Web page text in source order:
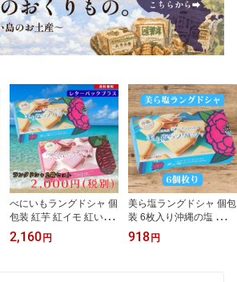
べにいもラングドシャ 個
包装 紅芋 紅イモ 紅いも
お菓子 ラングドシャクッ
キー ラングドシャ 沖縄
2,160 円
美ら塩ラングドシャ 個包
装 6枚入り沖縄の塩 お菓
子 スイーツ ラングドシ
ャクッキー ラングドシャ
918 円